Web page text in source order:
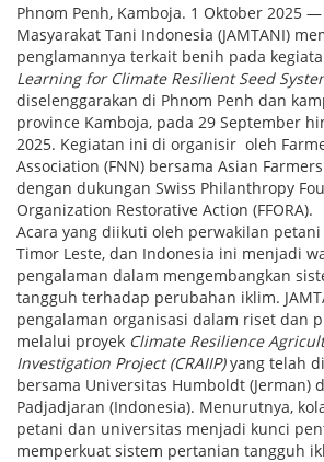
Phnom Penh, Kamboja. 1 Oktober 2025
Masyarakat Tani Indonesia (JAMTANI)
penglamannya terkait benih pada
Learning for Climate Resilient Seed
diselenggarakan di Phnom Penh dan
province Kamboja, pada 29 September
2025. Kegiatan ini di organisir oleh
Association (FNN) bersama Asian
dengan dukungan Swiss Philanthropy
Organization Restorative Action (FFORA).
Acara yang diikuti oleh perwakilan petani
Timor Leste, dan Indonesia ini menjadi
pengalaman dalam mengembangkan
tangguh terhadap perubahan iklim.
pengalaman organisasi dalam riset dan
melalui proyek Climate Resilience
Investigation Project (CRAIIP)yang telah
bersama Universitas Humboldt (Jerman)
Padjadjaran (Indonesia). Menurutnya,
petani dan universitas menjadi kunci
memperkuat sistem pertanian tangguh